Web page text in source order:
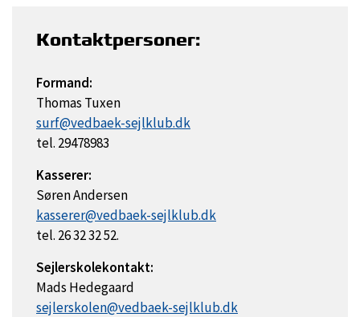
Kontaktpersoner:
Formand:
Thomas Tuxen
surf@vedbaek-sejlklub.dk
tel. 29478983
Kasserer:
Søren Andersen
kasserer@vedbaek-sejlklub.dk
tel. 26 32 32 52.
Sejlerskolekontakt:
Mads Hedegaard
sejlerskolen@vedbaek-sejlklub.dk